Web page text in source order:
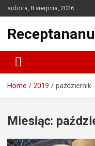
to
sobota, 8 sierpnia, 2026
Home 2019 październik
Miesiąc: